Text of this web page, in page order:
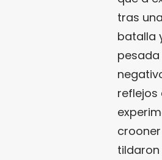
tras
batalla
reflejos